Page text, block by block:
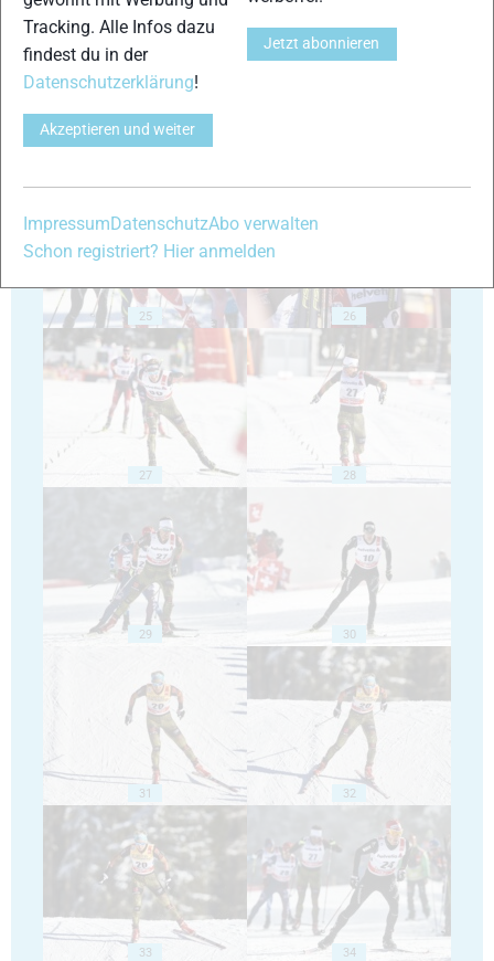
25 26
27 28
29 30
31 32
33 34
Tracking. Alle Infos dazu
findest du in der
Datenschutzerklärung!
Akzeptieren und weiter
Jetzt abonnieren
Impressum DatenschutzAbo verwalten
Schon registriert? Hier anmelden